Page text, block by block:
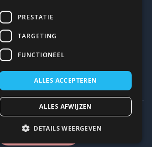
Gesloten
in cijfers
vacatures
vacatures
een aanbesteding
copyright all right reserved
PRESTATIE
TARGETING
FUNCTIONEEL
ALLES ACCEPTEREN
ALLES AFWIJZEN
DETAILS WEERGEVEN